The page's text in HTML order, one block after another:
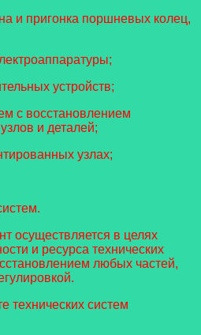
и пригонка поршневых колец,
устройств;
с восстановлением
и деталей;
узлах;
осуществляется в целях
и ресурса технических
любых частей,
технических систем